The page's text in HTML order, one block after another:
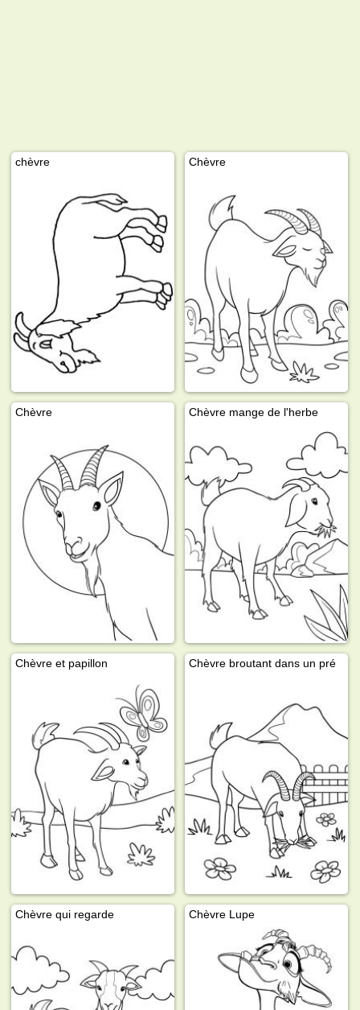
chèvre Chèvre
Chèvre Chèvre mange de l'herbe
Chèvre et papillon Chèvre broutant dans un pré
Chèvre qui regarde Chèvre Lupe